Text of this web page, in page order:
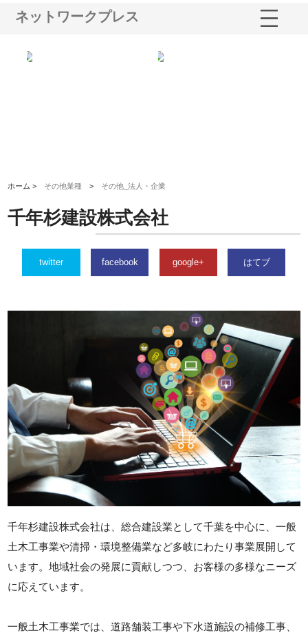
ネットワークプレス
ホーム > その他業種 > その他_法人・企業
千年杉建設株式会社
twitter facebook google+ はてブ
千年杉建設株式会社は、総合建設業として千葉を中心に、一般
土木工事業や清掃・環境整備業など多岐にわたり事業展開して
います。地域社会の発展に貢献しつつ、お客様の多様なニーズ
に応えています。
一般土木工事業では、道路舗装工事や下水道施設の補修工事、